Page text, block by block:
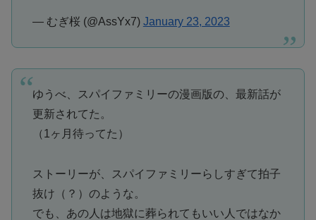
— むぎ桜 (@AssYx7) January 23, 2023
ゆうべ、スパイファミリーの漫画版の、最新話が
更新されてた。
（1ヶ月待ってた）
ストーリーが、スパイファミリーらしすぎて拍子
抜け（？）のような。
でも、あの人は地獄に葬られてもいい人ではなか